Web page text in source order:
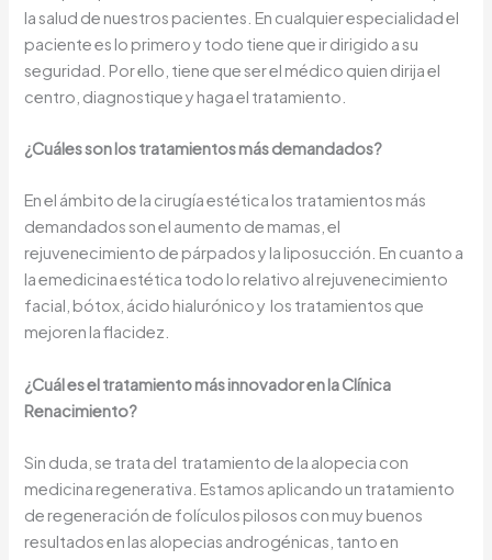
la salud de nuestros pacientes. En cualquier especialidad el
paciente es lo primero y todo tiene que ir dirigido a su
seguridad. Por ello, tiene que ser el médico quien dirija el
centro, diagnostique y haga el tratamiento.
¿Cuáles son los tratamientos más demandados?
En el ámbito de la cirugía estética los tratamientos más
demandados son el aumento de mamas, el
rejuvenecimiento de párpados y la liposucción. En cuanto a
la emedicina estética todo lo relativo al rejuvenecimiento
facial, bótox, ácido hialurónico y los tratamientos que
mejoren la flacidez.
¿Cuál es el tratamiento más innovador en la Clínica
Renacimiento?
Sin duda, se trata del tratamiento de la alopecia con
medicina regenerativa. Estamos aplicando un tratamiento
de regeneración de folículos pilosos con muy buenos
resultados en las alopecias androgénicas, tanto en